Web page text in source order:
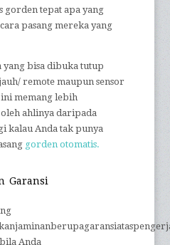
gorden tepat apa yang
pasang mereka yang
yang bisa dibuka tutup
remote maupun sensor
ini memang lebih
ahlinya daripada
kalau Anda tak punya
gorden otomatis.
Garansi
Anda